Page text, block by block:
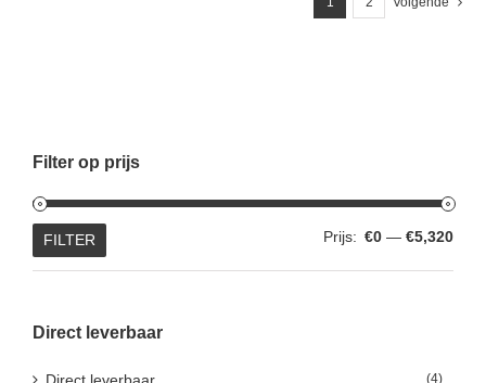
Filter op prijs
Min.
Max.
FILTER Prijs: €0 — €5,320
Direct leverbaar
Direct leverbaar (4)